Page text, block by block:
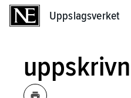
Uppslagsverket